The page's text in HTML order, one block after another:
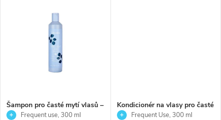
Šampon pro časté mytí vlasů –
šetrné čištění a hydratace -
Frequent use, 300 ml
Kondicionér na vlasy pro časté
použití – Frequent use-
Frequent Use, 300 ml